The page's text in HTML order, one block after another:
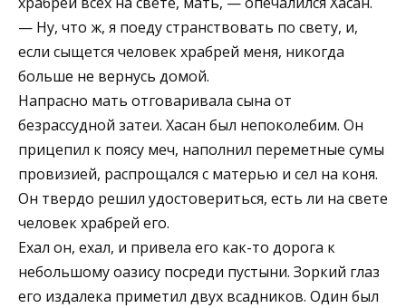
— Ну, что ж, я поеду странствовать по свету, и,
если сыщется человек храбрей меня, никогда
больше не вернусь домой.
Напрасно мать отговаривала сына от
безрассудной затеи. Хасан был непоколебим. Он
прицепил к поясу меч, наполнил переметные сумы
провизией, распрощался с матерью и сел на коня.
Он твердо решил удостовериться, есть ли на свете
человек храбрей его.
Ехал он, ехал, и привела его как-то дорога к
небольшому оазису посреди пустыни. Зоркий глаз
его издалека приметил двух всадников. Один был